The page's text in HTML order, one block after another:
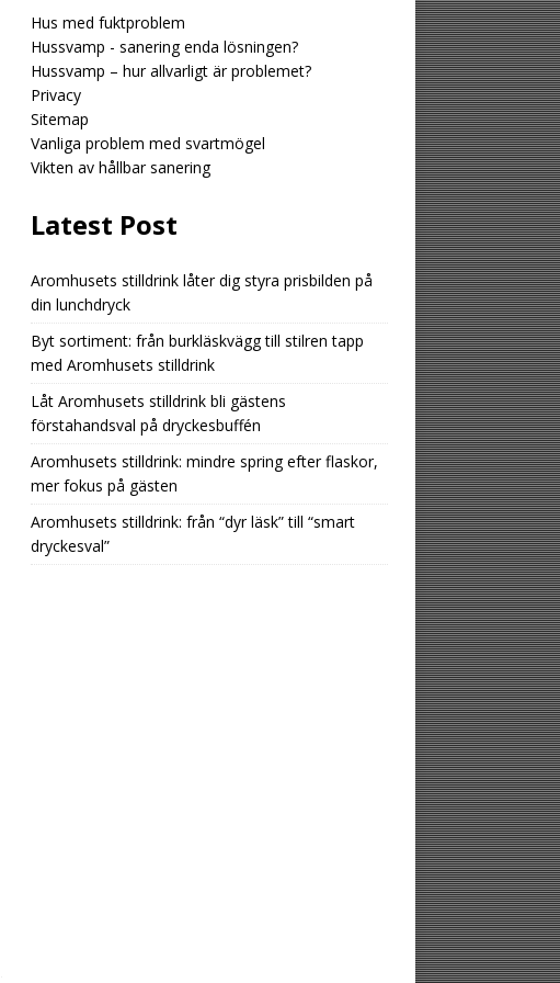
Hus med fuktproblem
Hussvamp - sanering enda lösningen?
Hussvamp – hur allvarligt är problemet?
Privacy
Sitemap
Vanliga problem med svartmögel
Vikten av hållbar sanering
Latest Post
Aromhusets stilldrink låter dig styra prisbilden på
din lunchdryck
Byt sortiment: från burkläskvägg till stilren tapp
med Aromhusets stilldrink
Låt Aromhusets stilldrink bli gästens
förstahandsval på dryckesbuffén
Aromhusets stilldrink: mindre spring efter flaskor,
mer fokus på gästen
Aromhusets stilldrink: från “dyr läsk” till “smart
dryckesval”